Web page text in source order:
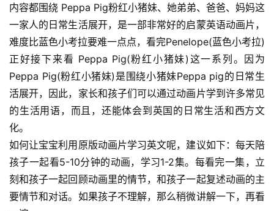
首
页
母
婴
早
内容都围绕 Peppa Pig粉红小猪妹、她弟弟、爸爸、妈妈这
一家人的日常生活展开，是一部非常好的启蒙英语动画片，
难度比蓝色小考拉要难一点点，看完Penelope(蓝色小考拉)
正好接下来看 Peppa Pig(粉红小猪妹)这一系列。因为
Peppa Pig(粉红小猪妹)是围绕小猪妹Peppa pig的日常生
活展开，因此，家长和孩子们可以通过动画片学到许多常见
的生活用语，而且，还能体会到英国的日常生活和西方文
化。
如何让宝宝利用原版动画片学习英文呢，建议如下：每天陪
孩子一起看5-10分钟的动画，学习1-2集。每看完一集，立
刻和孩子一起回顾动画里的情节，和孩子一起复述动画的主
要情节和对话。如果孩子不理解，那么稍微讲解一下，再看